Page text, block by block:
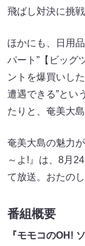
飛ばし対決に挑戦
ほかにも、日用
パート”【ビッグ
ントを爆買いし
遭遇できる”とい
たりと、奄美大
奄美大島の魅力
～よ!』は、8月
て放送。おたのし
番組概要
『モモコのOH!